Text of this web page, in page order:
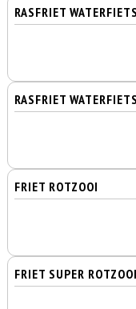
RASFRIET
RASFRIET
FRIET ROTZOOI
FRIET SUPER ROTZOOI